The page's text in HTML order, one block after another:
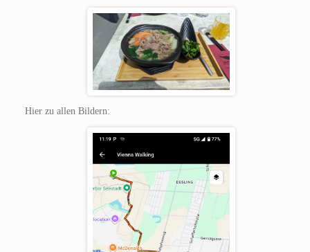
Hier zu allen Bildern: